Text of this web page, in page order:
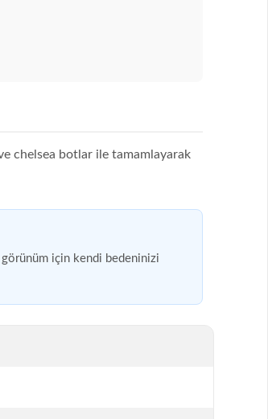
chelsea botlar ile tamamlayarak
için kendi bedeninizi